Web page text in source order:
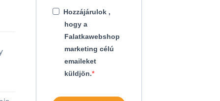
Hozzájárulok ,
hogy a
Falatkawebshop
marketing célú
emaileket
küldjön.